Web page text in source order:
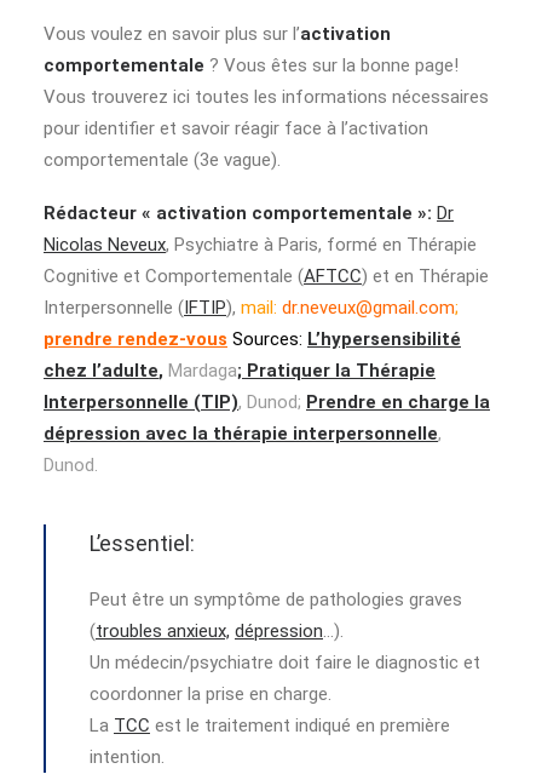
Vous voulez en savoir plus sur l’activation
comportementale ? Vous êtes sur la bonne page!
Vous trouverez ici toutes les informations nécessaires
pour identifier et savoir réagir face à l’activation
comportementale (3e vague).
Rédacteur « activation comportementale »: Dr
Nicolas Neveux, Psychiatre à Paris, formé en Thérapie
Cognitive et Comportementale (AFTCC) et en Thérapie
Interpersonnelle (IFTIP), mail: dr.neveux@gmail.com;
prendre rendez-vous Sources: L’hypersensibilité
chez l’adulte, Mardaga; Pratiquer la Thérapie
Interpersonnelle (TIP), Dunod; Prendre en charge la
dépression avec la thérapie interpersonnelle,
Dunod.
L’essentiel:
Peut être un symptôme de pathologies graves
(troubles anxieux, dépression…).
Un médecin/psychiatre doit faire le diagnostic et
coordonner la prise en charge.
La TCC est le traitement indiqué en première
intention.